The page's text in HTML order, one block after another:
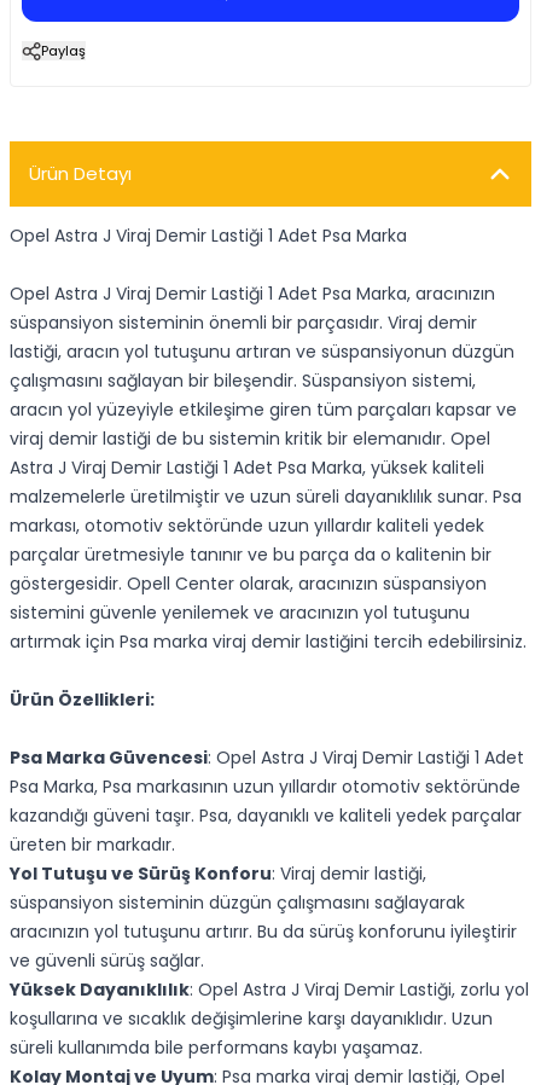
Paylaş
Ürün Detayı
Opel Astra J Viraj Demir Lastiği 1 Adet Psa Marka
Opel Astra J Viraj Demir Lastiği 1 Adet Psa Marka, aracınızın
süspansiyon sisteminin önemli bir parçasıdır. Viraj demir
lastiği, aracın yol tutuşunu artıran ve süspansiyonun düzgün
çalışmasını sağlayan bir bileşendir. Süspansiyon sistemi,
aracın yol yüzeyiyle etkileşime giren tüm parçaları kapsar ve
viraj demir lastiği de bu sistemin kritik bir elemanıdır. Opel
Astra J Viraj Demir Lastiği 1 Adet Psa Marka, yüksek kaliteli
malzemelerle üretilmiştir ve uzun süreli dayanıklılık sunar. Psa
markası, otomotiv sektöründe uzun yıllardır kaliteli yedek
parçalar üretmesiyle tanınır ve bu parça da o kalitenin bir
göstergesidir. Opell Center olarak, aracınızın süspansiyon
sistemini güvenle yenilemek ve aracınızın yol tutuşunu
artırmak için Psa marka viraj demir lastiğini tercih edebilirsiniz.
Ürün Özellikleri:
Psa Marka Güvencesi: Opel Astra J Viraj Demir Lastiği 1 Adet
Psa Marka, Psa markasının uzun yıllardır otomotiv sektöründe
kazandığı güveni taşır. Psa, dayanıklı ve kaliteli yedek parçalar
üreten bir markadır.
Yol Tutuşu ve Sürüş Konforu: Viraj demir lastiği,
süspansiyon sisteminin düzgün çalışmasını sağlayarak
aracınızın yol tutuşunu artırır. Bu da sürüş konforunu iyileştirir
ve güvenli sürüş sağlar.
Yüksek Dayanıklılık: Opel Astra J Viraj Demir Lastiği, zorlu yol
koşullarına ve sıcaklık değişimlerine karşı dayanıklıdır. Uzun
süreli kullanımda bile performans kaybı yaşamaz.
Kolay Montaj ve Uyum: Psa marka viraj demir lastiği, Opel